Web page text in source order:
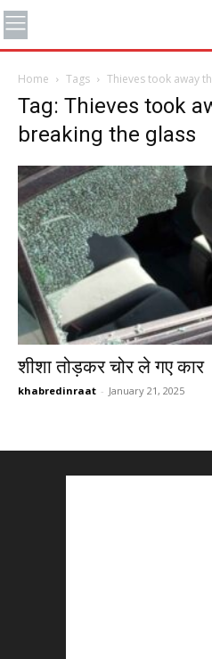
Home Tags Thieves took away
Tag: Thieves took
breaking the glass
शीशा तोड़कर चोर ले गए कार
khabredinraat - January 21, 2025